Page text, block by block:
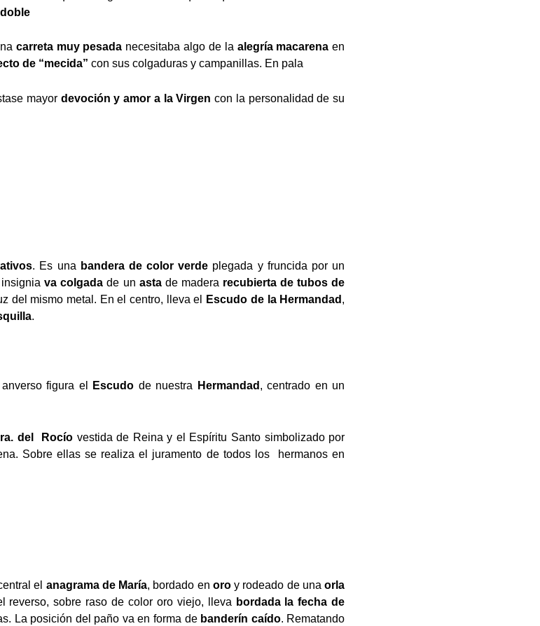
doble
carreta muy pesada necesitaba algo de la alegría macarena en
de “mecida” con sus colgaduras y campanillas. En pala
mayor devoción y amor a la Virgen con la personalidad de su
. Es una bandera de color verde plegada y fruncida por un
va colgada de un astade madera recubierta de tubos de
del mismo metal. En el centro, lleva el Escudo de la Hermandad ,
.
figura el Escudo de nuestra Hermandad , centrado en un
del Rocío vestida de Reina y el Espíritu Santo simbolizado por
Sobre ellas se realiza el juramento de todos los hermanos en
el anagrama de María, bordado en oroy rodeado de una orla
reverso, sobre raso de color oro viejo, lleva bordada la fecha de
La posición del paño va en forma de banderín caído. Rematando